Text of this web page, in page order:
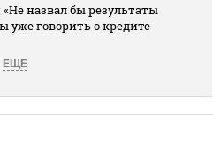
назвал бы результаты
уже говорить о кредите
ЕЩЕ